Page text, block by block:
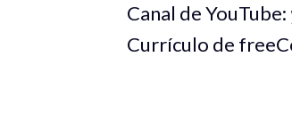
Canal de YouTube:
Currículo de